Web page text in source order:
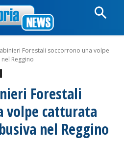
Forestali soccorrono una volpe
Reggino
Forestali
volpe catturata
nel Reggino